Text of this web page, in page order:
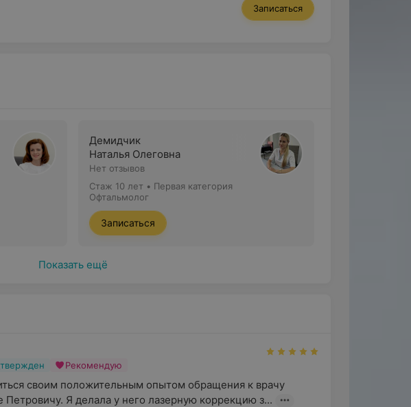
Записаться
Демидчик
Наталья Олеговна
Нет отзывов
Стаж 10 лет • Первая категория
Офтальмолог
Записаться
Показать ещё
Рекомендую
своим положительным опытом обращения к врачу
Петровичу. Я делала у него лазерную коррекцию з...